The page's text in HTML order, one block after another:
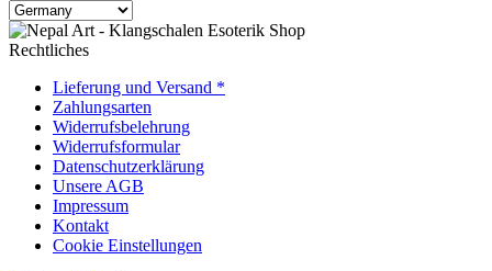
Rechtliches
Lieferung und Versand *
Zahlungsarten
Widerrufsbelehrung
Widerrufsformular
Datenschutzerklärung
Unsere AGB
Impressum
Kontakt
Cookie Einstellungen